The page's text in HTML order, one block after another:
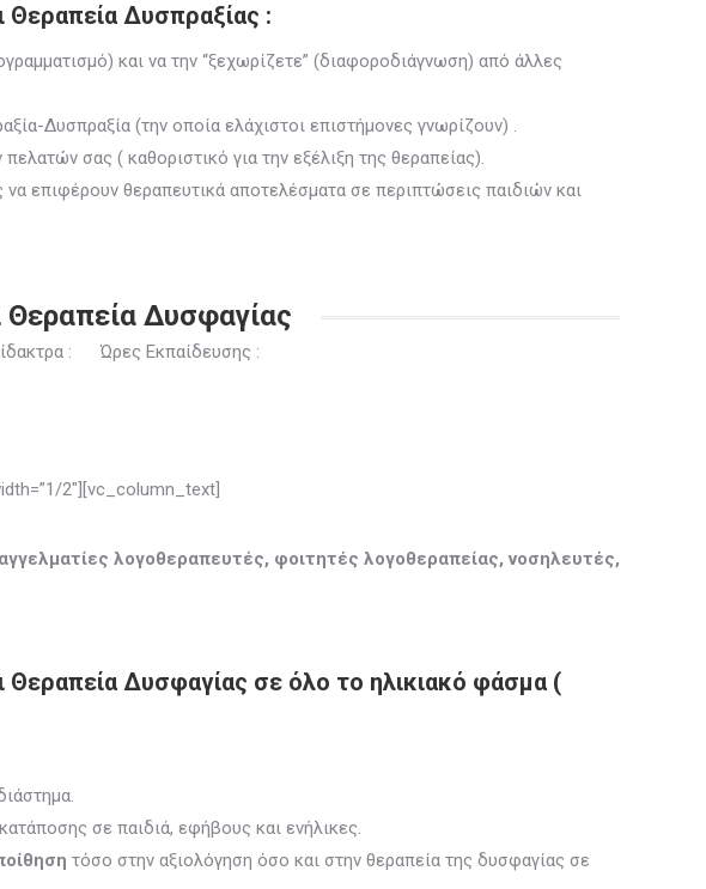
Θεραπεία Δυσπραξίας :
και να την “ξεχωρίζετε” (διαφοροδιάγνωση) από άλλες
Δυσπραξία (την οποία ελάχιστοι επιστήμονες γνωρίζουν) .
σας ( καθοριστικό για την εξέλιξη της θεραπείας).
επιφέρουν θεραπευτικά αποτελέσματα σε περιπτώσεις παιδιών και
Θεραπεία Δυσφαγίας
: Ώρες Εκπαίδευσης :
2″][vc_column_text]
λογοθεραπευτές, φοιτητές λογοθεραπείας, νοσηλευτές,
Δυσφαγίας σε όλο το ηλικιακό φάσμα (
σε παιδιά, εφήβους και ενήλικες.
τόσο στην αξιολόγηση όσο και στην θεραπεία της δυσφαγίας σε